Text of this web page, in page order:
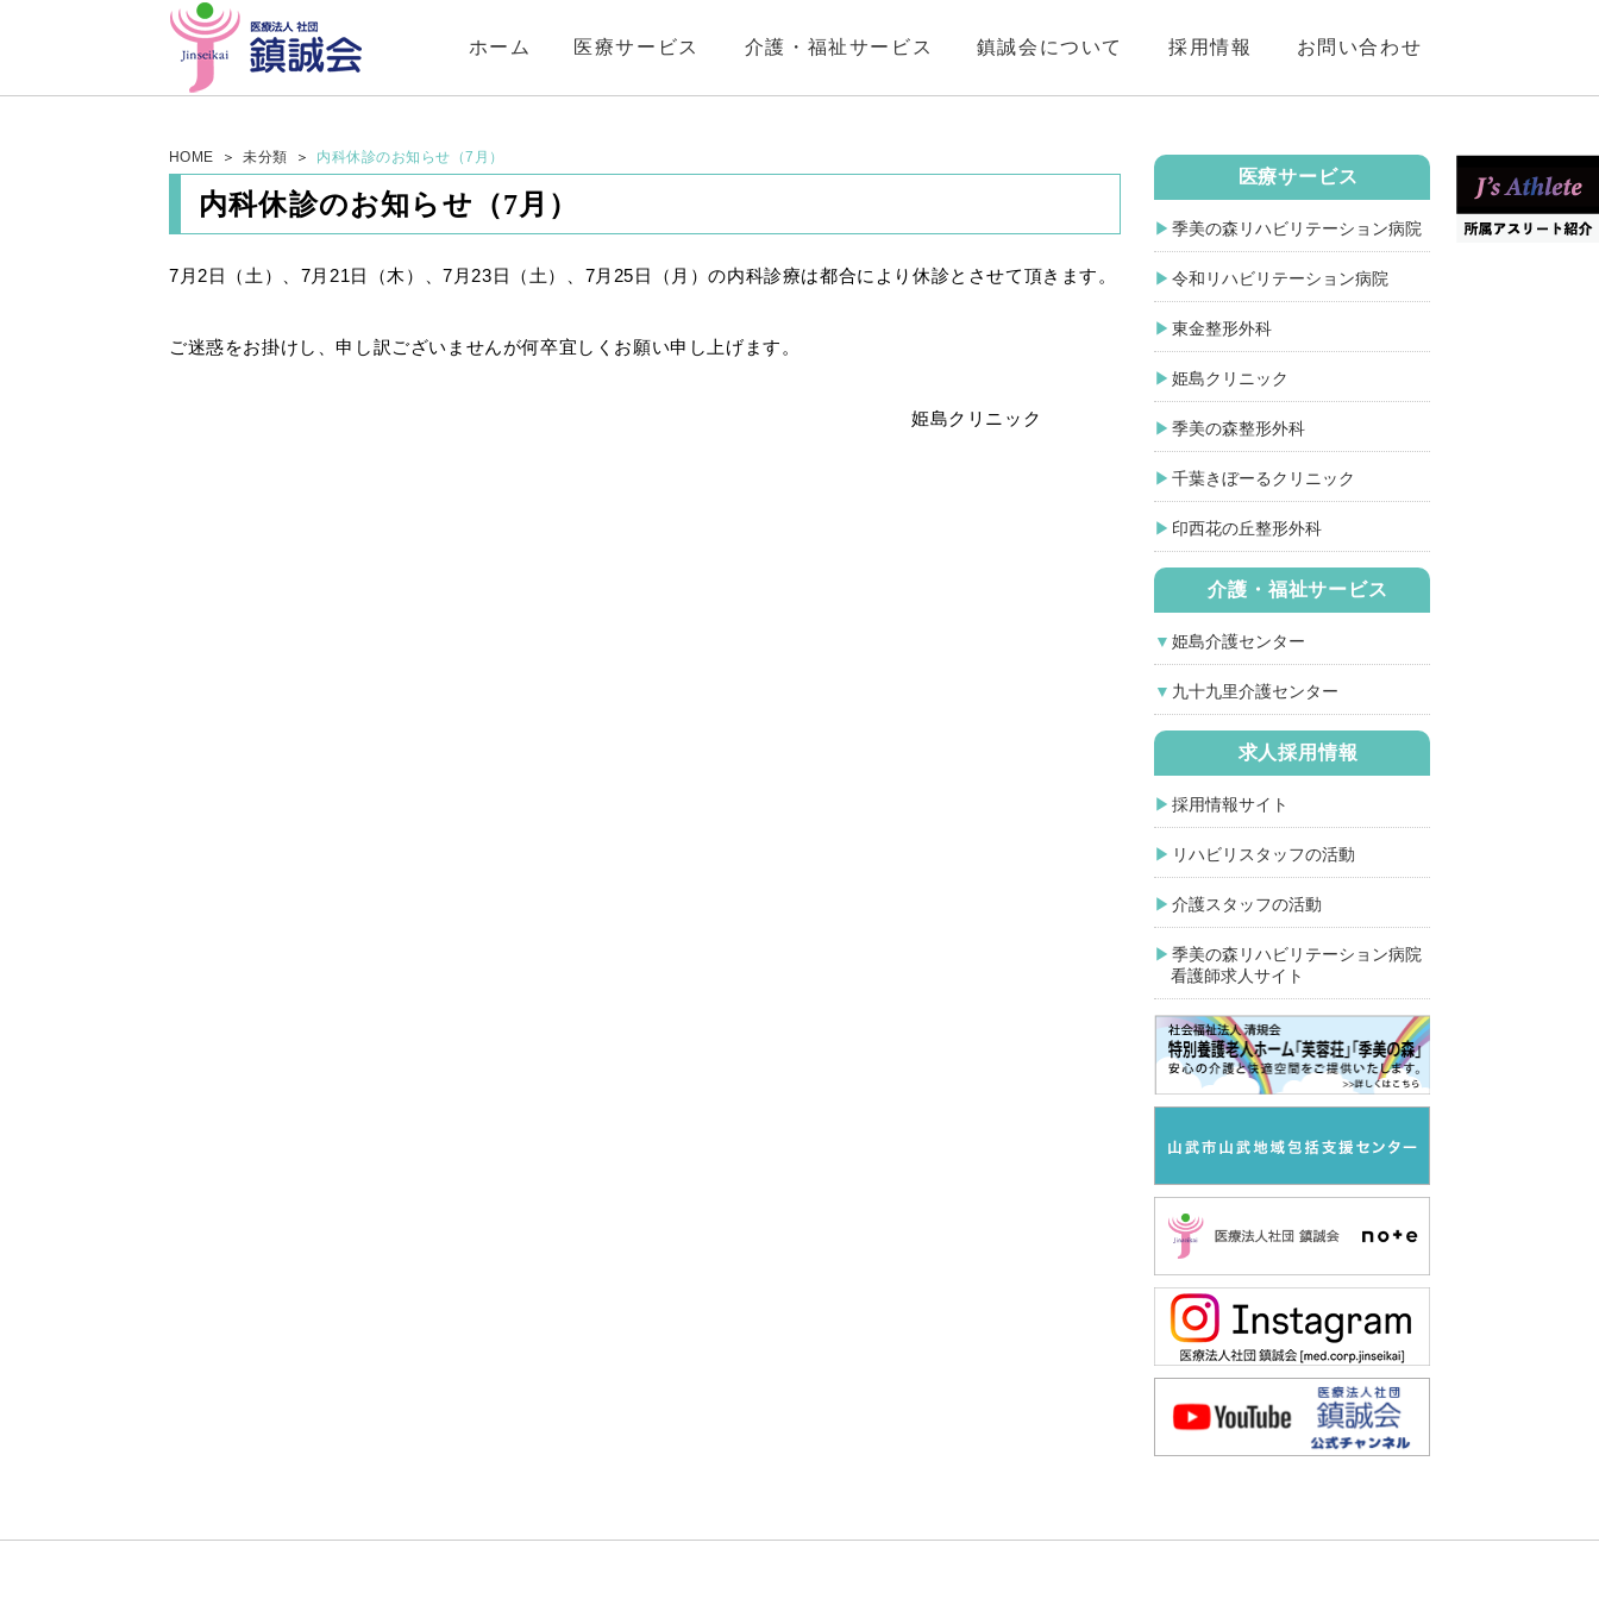
ホーム 医療サービス 介護・福祉サービス 鎮誠会について 採用情報 お問い合わせ
HOME 未分類 内科休診のお知らせ（7月）
内科休診のお知らせ（7月）
7月2日（土）、7月21日（木）、7月23日（土）、7月25日（月）の内科診療は都合により休診とさせて頂きます。
ご迷惑をお掛けし、申し訳ございませんが何卒宜しくお願い申し上げます。
姫島クリニック
医療サービス
季美の森リハビリテーション病院
令和リハビリテーション病院
東金整形外科
姫島クリニック
季美の森整形外科
千葉きぼーるクリニック
印西花の丘整形外科
介護・福祉サービス
姫島介護センター
九十九里介護センター
求人採用情報
採用情報サイト
リハビリスタッフの活動
介護スタッフの活動
季美の森リハビリテーション病院
看護師求人サイト